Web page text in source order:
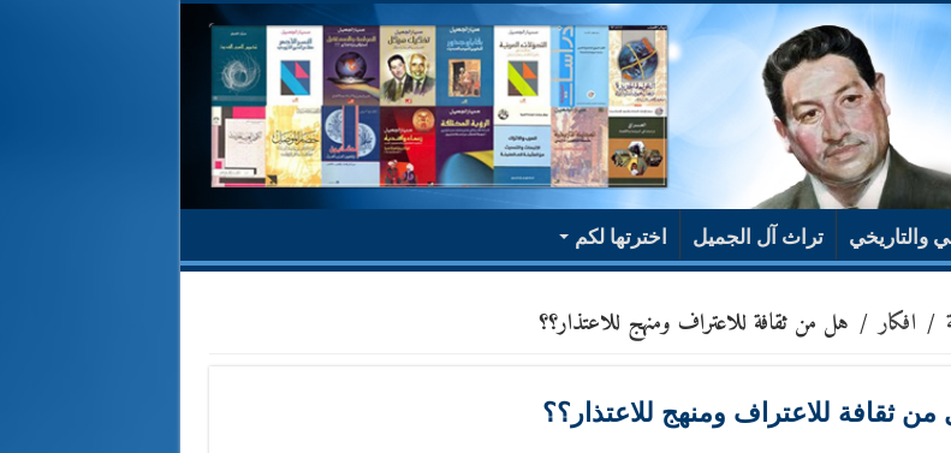
والتاريخي تراث آل الجميل اخترتها لكم
/ افكار / هل من ثقافة للاعتراف ومنهج للاعتذار؟؟
ثقافة للاعتراف ومنهج للاعتذار؟؟